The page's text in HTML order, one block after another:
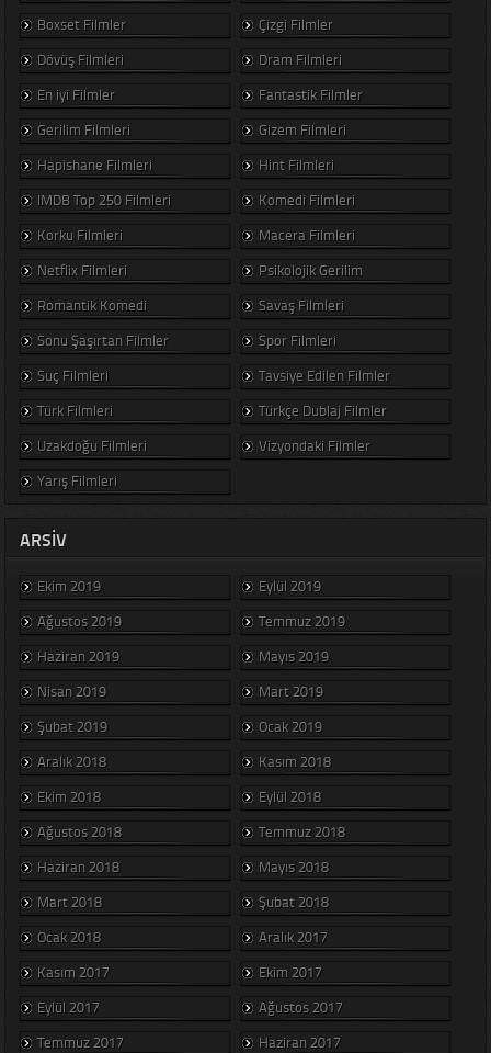
Boxset Filmler
Çizgi Filmler
Dövüş Filmleri
Dram Filmleri
En iyi Filmler
Fantastik Filmler
Gerilim Filmleri
Gizem Filmleri
Hapishane Filmleri
Hint Filmleri
IMDB Top 250 Filmleri
Komedi Filmleri
Korku Filmleri
Macera Filmleri
Netflix Filmleri
Psikolojik Gerilim
Romantik Komedi
Savaş Filmleri
Sonu Şaşırtan Filmler
Spor Filmleri
Suç Filmleri
Tavsiye Edilen Filmler
Türk Filmleri
Türkçe Dublaj Filmler
Uzakdoğu Filmleri
Vizyondaki Filmler
Yarış Filmleri
ARSIV
Ekim 2019
Eylül 2019
Ağustos 2019
Temmuz 2019
Haziran 2019
Mayıs 2019
Nisan 2019
Mart 2019
Şubat 2019
Ocak 2019
Aralık 2018
Kasım 2018
Ekim 2018
Eylül 2018
Ağustos 2018
Temmuz 2018
Haziran 2018
Mayıs 2018
Mart 2018
Şubat 2018
Ocak 2018
Aralık 2017
Kasım 2017
Ekim 2017
Eylül 2017
Ağustos 2017
Temmuz 2017
Haziran 2017